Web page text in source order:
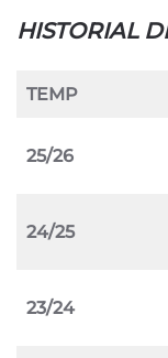
HISTORIAL
TEMP
25/26
24/25
23/24